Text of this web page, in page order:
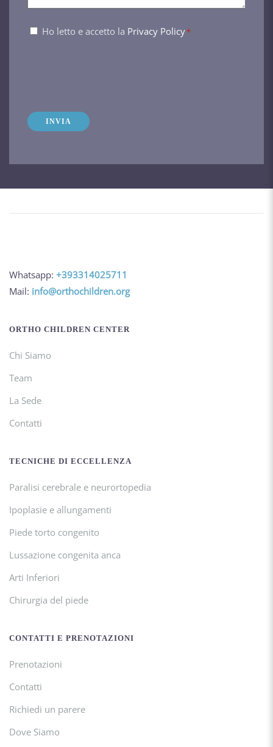
Consenso
Ho letto e accetto la Privacy Policy*
Whatsapp: +393314025711
Mail: info@orthochildren.org
ORTHO CHILDREN CENTER
Chi Siamo
Team
La Sede
Contatti
TECNICHE DI ECCELLENZA
Paralisi cerebrale e neurortopedia
Ipoplasie e allungamenti
Piede torto congenito
Lussazione congenita anca
Arti Inferiori
Chirurgia del piede
CONTATTI E PRENOTAZIONI
Prenotazioni
Contatti
Richiedi un parere
Dove Siamo